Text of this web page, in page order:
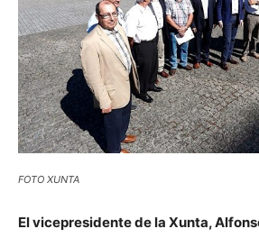
FOTO XUNTA
El vicepresidente de la Xunta,